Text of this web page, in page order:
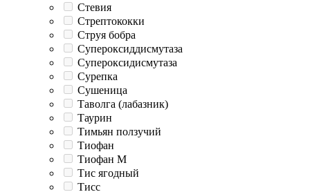
Стевия
Стрептококки
Струя бобра
Супероксиддисмутаза
Супероксидисмутаза
Сурепка
Сушеница
Таволга (лабазник)
Таурин
Тимьян ползучий
Тиофан
Тиофан М
Тис ягодный
Тисс